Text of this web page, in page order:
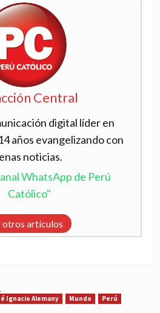
Central
digital líder en
años evangelizando con
noticias.
WhatsApp de Perú
Católico"
otros artículos
Ignacio Alemany Mundo Perú